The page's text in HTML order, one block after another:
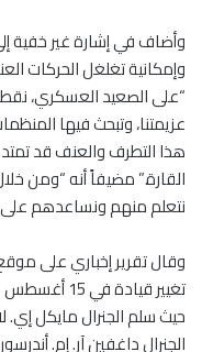
وأضاف في إشارة غير خفية
وإمكانية تغلغل الحركات
“على الصعيد العسكري،
عزيمتنا، وتبحث فيها
هذا التطرف والعنف قد تمتد
القارة.” مضيفاً أنه “ومن
نتعلم منهم ونساعدهم على
وقال تقرير إخباري على
تغيير
حيث سلم الجنرال مايكل إي.
الجنرال داغفين آر. إم.